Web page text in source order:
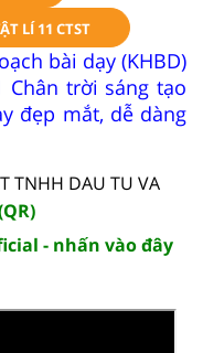
LÍ 11 CTST
bài dạy (KHBD)
Chân trời sáng tạo
đẹp mắt, dễ dàng
TNHH DAU TU VA
- nhấn vào đây